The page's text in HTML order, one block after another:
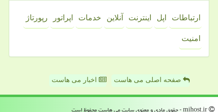
ارتباطات اپل اینترنت آنلاین خدمات اپراتور رپورتاژ
امنیت
صفحه اصلی می هاست اخبار می هاست